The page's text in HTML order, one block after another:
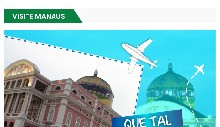
VISITE MANAUS